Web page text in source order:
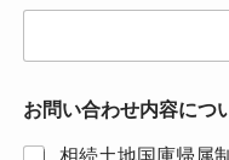
お問い合わせ内容につ
相続土地国庫帰属